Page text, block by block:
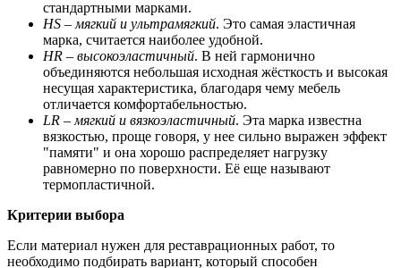
стандартными марками.
HS – мягкий и ультрамягкий. Это самая эластичная
марка, считается наиболее удобной.
HR – высокоэластичный. В ней гармонично
объединяются небольшая исходная жёсткость и высокая
несущая характеристика, благодаря чему мебель
отличается комфортабельностью.
LR – мягкий и вязкоэластичный. Эта марка известна
вязкостью, проще говоря, у нее сильно выражен эффект
"памяти" и она хорошо распределяет нагрузку
равномерно по поверхности. Её еще называют
термопластичной.
Критерии выбора
Если материал нужен для реставрационных работ, то
необходимо подбирать вариант, который способен